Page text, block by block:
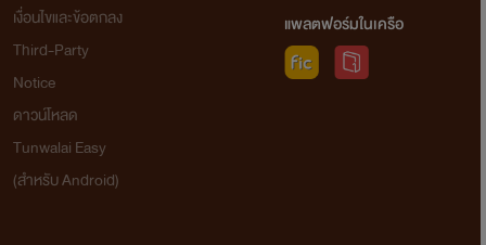
เงื่อนไขและข้อตกลง
Third-Party
Notice
ดาวน์โหลด
Tunwalai Easy
(สำหรับ Android)
แพลตฟอร์มในเครือ